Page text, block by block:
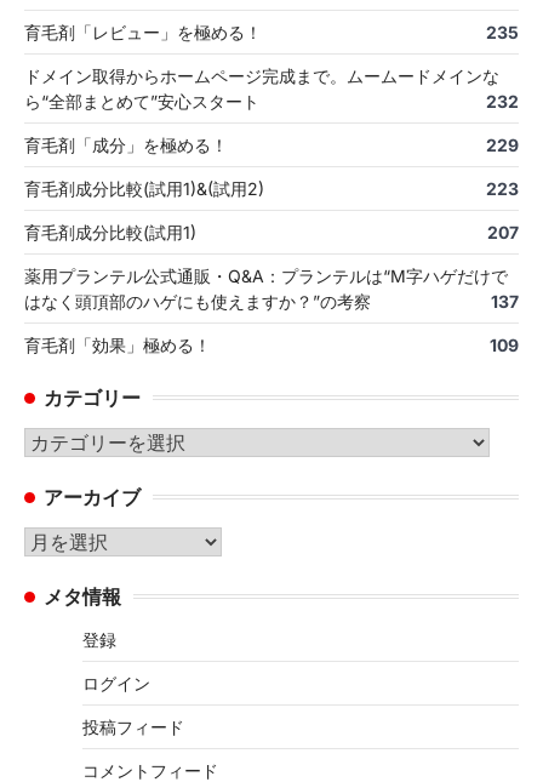
育毛剤「レビュー」を極める！ 235
ドメイン取得からホームページ完成まで。ムームードメインな
ら“全部まとめて”安心スタート
232
育毛剤「成分」を極める！ 229
育毛剤成分比較(試用1)&(試用2) 223
育毛剤成分比較(試用1) 207
薬用プランテル公式通販・Q&A：プランテルは“M字ハゲだけで
はなく頭頂部のハゲにも使えますか？”の考察
137
育毛剤「効果」極める！ 109
カテゴリー
カ
ゴ
リ
ー
アーカイブ
ア
カ メタ情報
登録
ログイン
投稿フィード
コメントフィード